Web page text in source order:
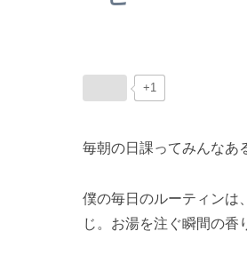
+1
毎朝の日課ってみんなあ
僕の毎日のルーティンは
じ。お湯を注ぐ瞬間の香